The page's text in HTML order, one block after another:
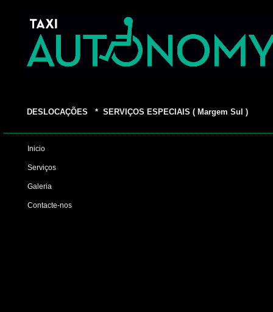
DESLOCAÇÕES * SERVIÇOS ESPECIAIS ( Margem Sul )
Inicio
Serviços
Contacte-nos
Galeria